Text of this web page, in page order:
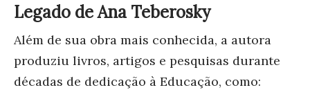
Legado de Ana Teberosky
Além de sua obra mais conhecida, a autora
produziu livros, artigos e pesquisas durante
décadas de dedicação à Educação, como: